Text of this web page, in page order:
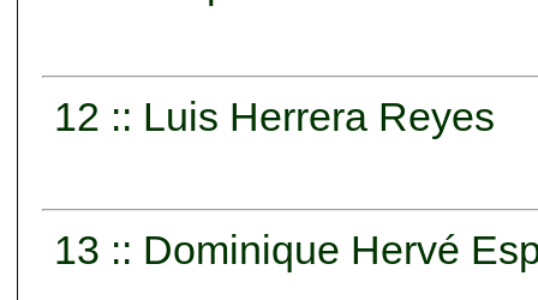
12 :: Luis Herrera Reyes
13 :: Dominique Hervé